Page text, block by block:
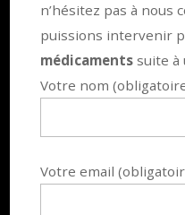
n’hésitez pas à nous
puissions intervenir
médicamentssuite à
Votre nom
Votre email